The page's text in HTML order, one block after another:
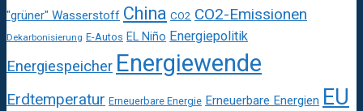
"grüner" Wasserstoff China CO2 CO2-Emissionen
Dekarbonisierung E-Autos EL Niño Energiepolitik
Energiespeicher Energiewende
Erdtemperatur Erneuerbare Energie Erneuerbare Energien EU